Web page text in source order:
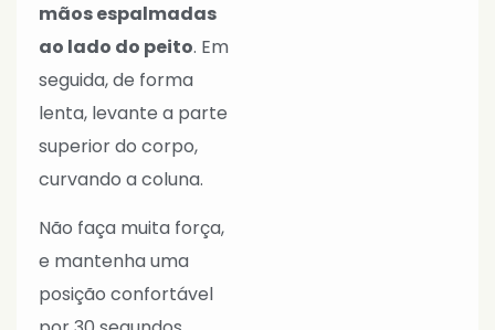
mãos espalmadas
ao lado do peito. Em
seguida, de forma
lenta, levante a parte
superior do corpo,
curvando a coluna.
Não faça muita força,
e mantenha uma
posição confortável